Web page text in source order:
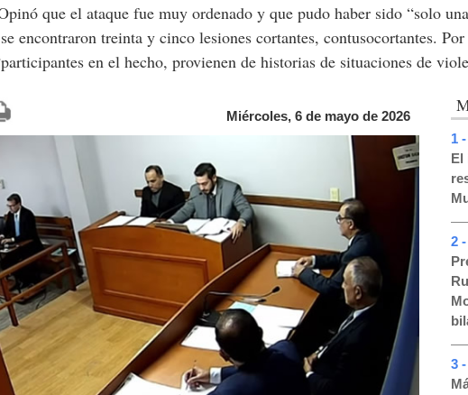
que el ataque fue muy ordenado y que pudo haber sido “solo
encontraron treinta y cinco lesiones cortantes, contusocortantes.
en el hecho, provienen de historias de situaciones de
Miércoles, 6 de mayo de 2026
1 -
El
2 -
3 -